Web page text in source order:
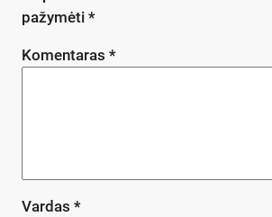
pažymėti *
Komentaras *
Vardas *